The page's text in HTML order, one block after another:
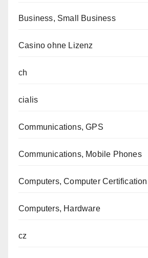
Business, Small Business
Casino ohne Lizenz
ch
cialis
Communications, GPS
Communications, Mobile Phones
Computers, Computer Certification
Computers, Hardware
cz